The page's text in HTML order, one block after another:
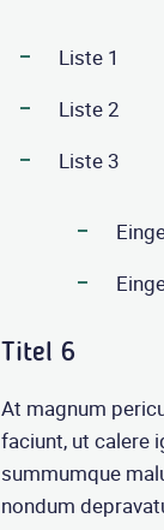
Liste 1
Liste 2
Liste 3
Titel 6
At magnum
faciunt, ut calere
summumque
nondum